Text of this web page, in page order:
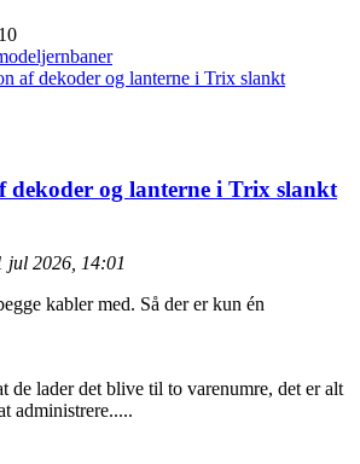
af dekoder og lanterne i Trix slankt
dekoder og lanterne i Trix slankt
jul 2026, 14:01
kabler med. Så der er kun én
de lader det blive til to varenumre, det er alt
administrere.....